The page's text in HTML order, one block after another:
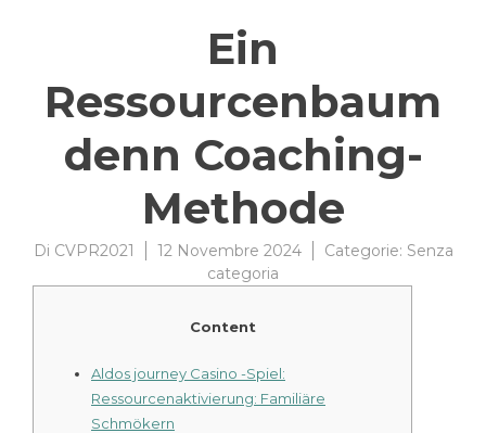
Ein
Ressourcenbaum
denn Coaching-
Methode
Di CVPR2021 12 Novembre 2024 Categorie: Senza
categoria
Content
Aldos journey Casino -Spiel:
Ressourcenaktivierung: Familiäre
Schmökern